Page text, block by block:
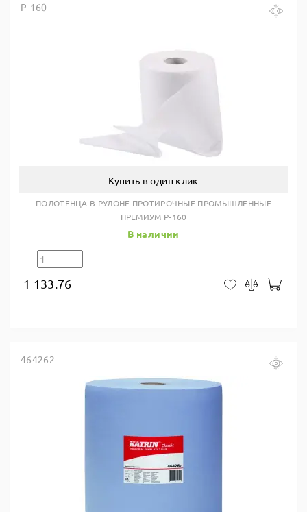
Р-160
Купить в один клик
ПОЛОТЕНЦА В РУЛОНЕ ПРОТИРОЧНЫЕ ПРОМЫШЛЕННЫЕ
ПРЕМИУМ Р-160
В наличии
1 133.76 В закладки
Сравнить
464262